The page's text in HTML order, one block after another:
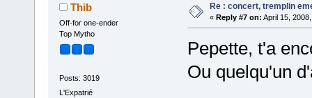
Thib
Off-for one-ender
Top Mytho
Posts: 3019
L'Expatrié
Re : concert, tremplin
« Reply #7 on: April 15,
Pepette, t'a
Ou quelqu'un